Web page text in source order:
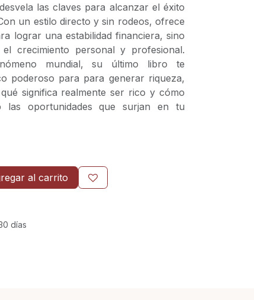
las claves para alcanzar el éxito
un estilo directo y sin rodeos, ofrece
lograr una estabilidad financiera, sino
crecimiento personal y profesional.
mundial, su último libro te
poderoso para para generar riqueza,
significa realmente ser rico y cómo
las oportunidades que surjan en tu
al carrito
días